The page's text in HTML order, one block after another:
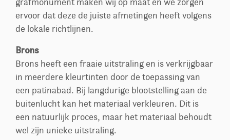
ervoor dat deze de juiste afmetingen heeft volgens
de lokale richtlijnen.
Brons
Brons heeft een fraaie uitstraling en is verkrijgbaar
in meerdere kleurtinten door de toepassing van
een patinabad. Bij langdurige blootstelling aan de
buitenlucht kan het materiaal verkleuren. Dit is
een natuurlijk proces, maar het materiaal behoudt
wel zijn unieke uitstraling.